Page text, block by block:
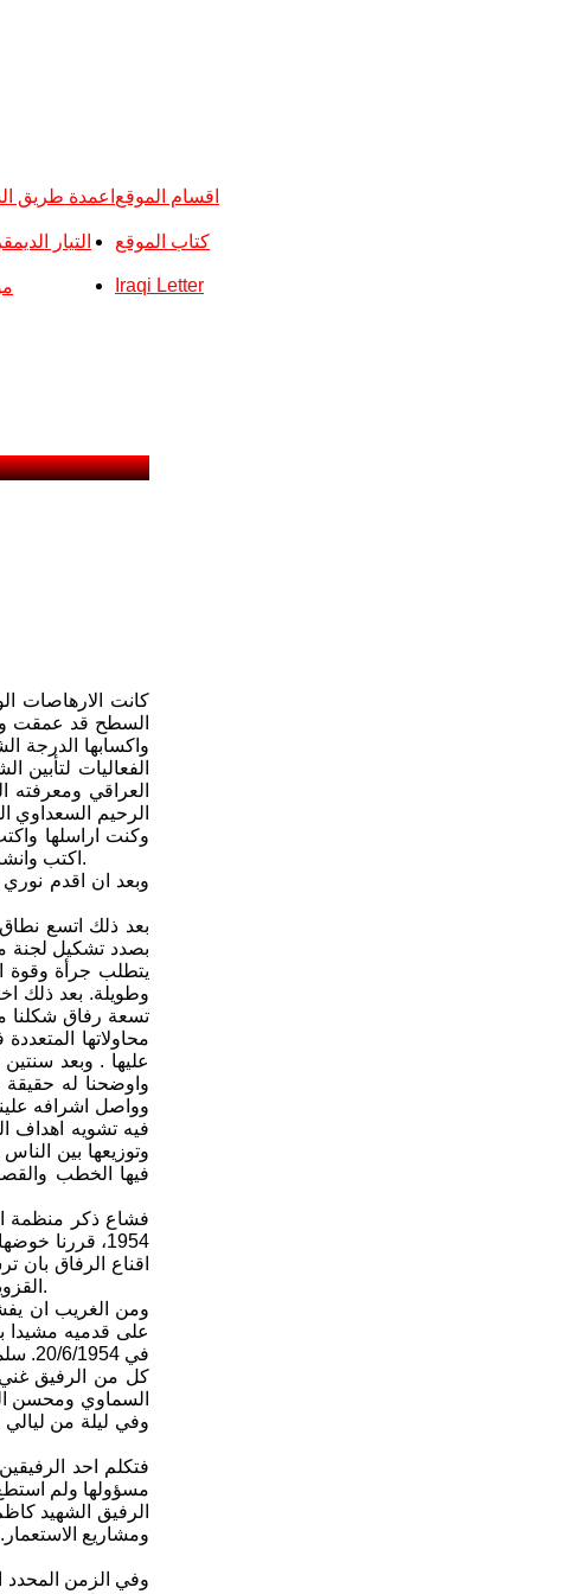
اقسام الموقع اعمدة طريق
التيار كتاب الموقع
Iraqi Letter
السطح قد عمقت
واكسابها الدرجة
الفعاليات
العراقي
الرحيم السعداوي
وكنت اراسلها
اكتب وانشر عدداً من القصائد السياسية في احدى الصحف القومية والتي كانت تثير الجدل لتصديها للامور السياسية في مقاهي المدينة ومجالسها.
وبعد ان اقدم
بعد ذلك اتسع
بصدد تشكيل لجنة
يتطلب جرأة وقوة
وطويلة. بعد ذلك
تسعة رفاق شكلنا
محاولاتها
عليها . وبعد
واوضحنا له
وواصل اشرافه
فيه تشويه اهداف
وتوزيعها بين
فيها الخطب
فشاع ذكر منظمة
1954، قررنا
اقناع الرفاق
القزويني لقربه منا باعتباره رئيسا لفرع حزب الاستقلال في الحلة. وصناديق الانتخابات لم تفتح ولكن نودي بفوز المرشحين الاقطاعيين فقط.
ومن الغريب ان
على قدميه مشيدا
في
كل من الرفيق غني
السماوي ومحسن
فتكلم احد
الرفيق الشهيد
ومشاريع
وفي الزمن المحدد